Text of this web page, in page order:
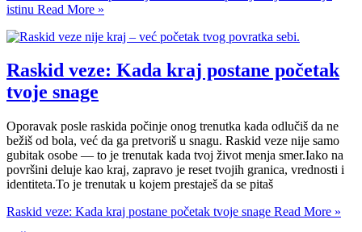
istinu Read More »
Raskid veze: Kada kraj postane početak
tvoje snage
Oporavak posle raskida počinje onog trenutka kada odlučiš da ne
bežiš od bola, već da ga pretvoriš u snagu. Raskid veze nije samo
gubitak osobe — to je trenutak kada tvoj život menja smer.Iako na
površini deluje kao kraj, zapravo je reset tvojih granica, vrednosti i
identiteta.To je trenutak u kojem prestaješ da se pitaš
Raskid veze: Kada kraj postane početak tvoje snage Read More »